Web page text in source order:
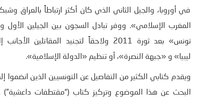
في أوروبا، والجيل الثاني الذي كان أكثر ارتباطاً بالعراق
المغرب الإسلامي». ووفر تبادل السجون بين الجيلين الأول
تونس» بعد ثورة 2011 ولاحقاً لتجنيد
ليبيا» و «جبهة النصرة»، أو تنظيم «الدولة الإسلامية».
البحث عن هذا الموضوع وتركيز كتاب (“مقتطفات